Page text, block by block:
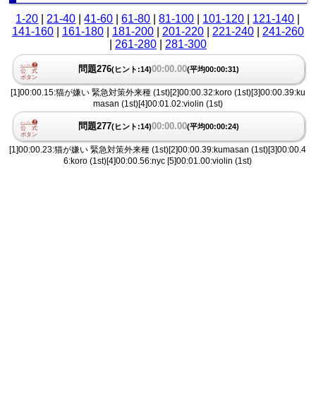
1-20 |21-40 |41-60 |61-80 |81-100 101-120 121-140
141-160| 161-180| 181-200| 201-220| 221-240| 241-260
261-280| 281-300
問題276(ヒント:14)00:00.00(平均00:00:31)
[1]00:00.15:猫が嫌い 緊急対策外来種 (1st)[2]00:00.32:koro (1st)[3]00:00.39:ku
masan (1st)[4]00:01.02:violin (1st)
問題277(ヒント:14)00:00.00(平均00:00:24)
[1]00:00.23:猫が嫌い 緊急対策外来種 (1st)[2]00:00.39:kumasan (1st)[3]00:00.4
6:koro (1st)[4]00:00.56:nyc [5]00:01.00:violin (1st)